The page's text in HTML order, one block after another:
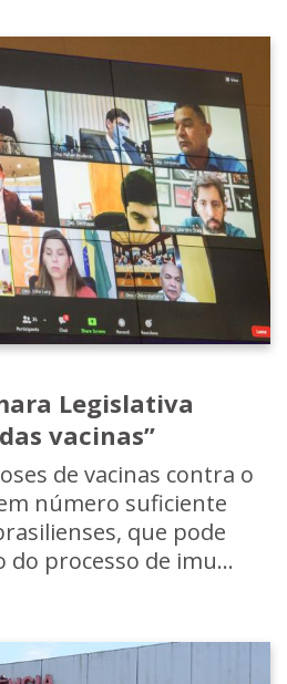
Legislativa
vacinas”
de vacinas contra o
número suficiente
que pode
processo de imu...